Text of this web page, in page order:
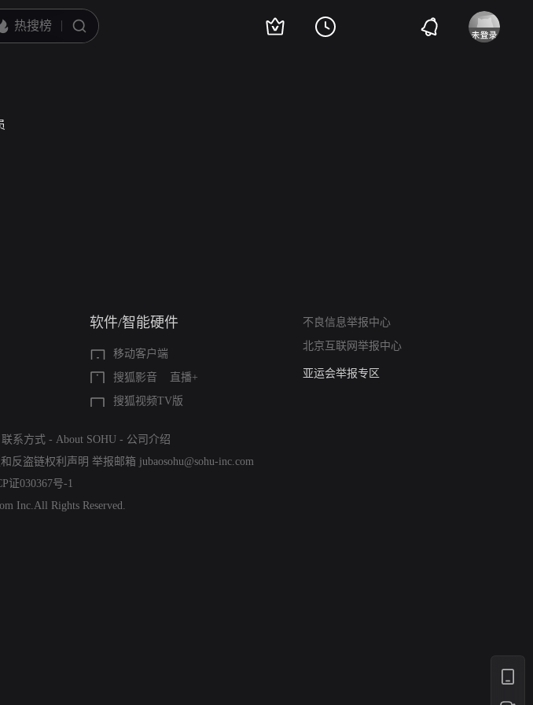
软件/智能硬件
移动客户端
搜狐影音
直播+
搜狐视频TV版
不良信息举报中心
北京互联网举报中心
算法推荐专项举报
亚运会举报专区
联系方式 - About SOHU - 公司介绍
反盗链权利声明 举报邮箱 jubaosohu@sohu-inc.com
证030367号-1
Inc.All Rights Reserved.